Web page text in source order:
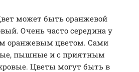
может быть оранжевой
Очень часто середина у
оранжевым цветом. Сами
пышные и с приятным
Цветы могут быть в